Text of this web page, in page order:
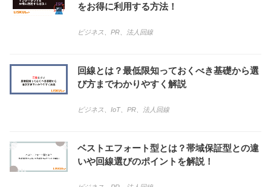
をお得に利用する方法！
ビジネス PR 法人回線
回線とは？最低限知っておくべき基礎から選
び方までわかりやすく解説
ビジネス IoT、 PR 法人回線
ベストエフォート型とは？帯域保証型との違
いや回線選びのポイントを解説！